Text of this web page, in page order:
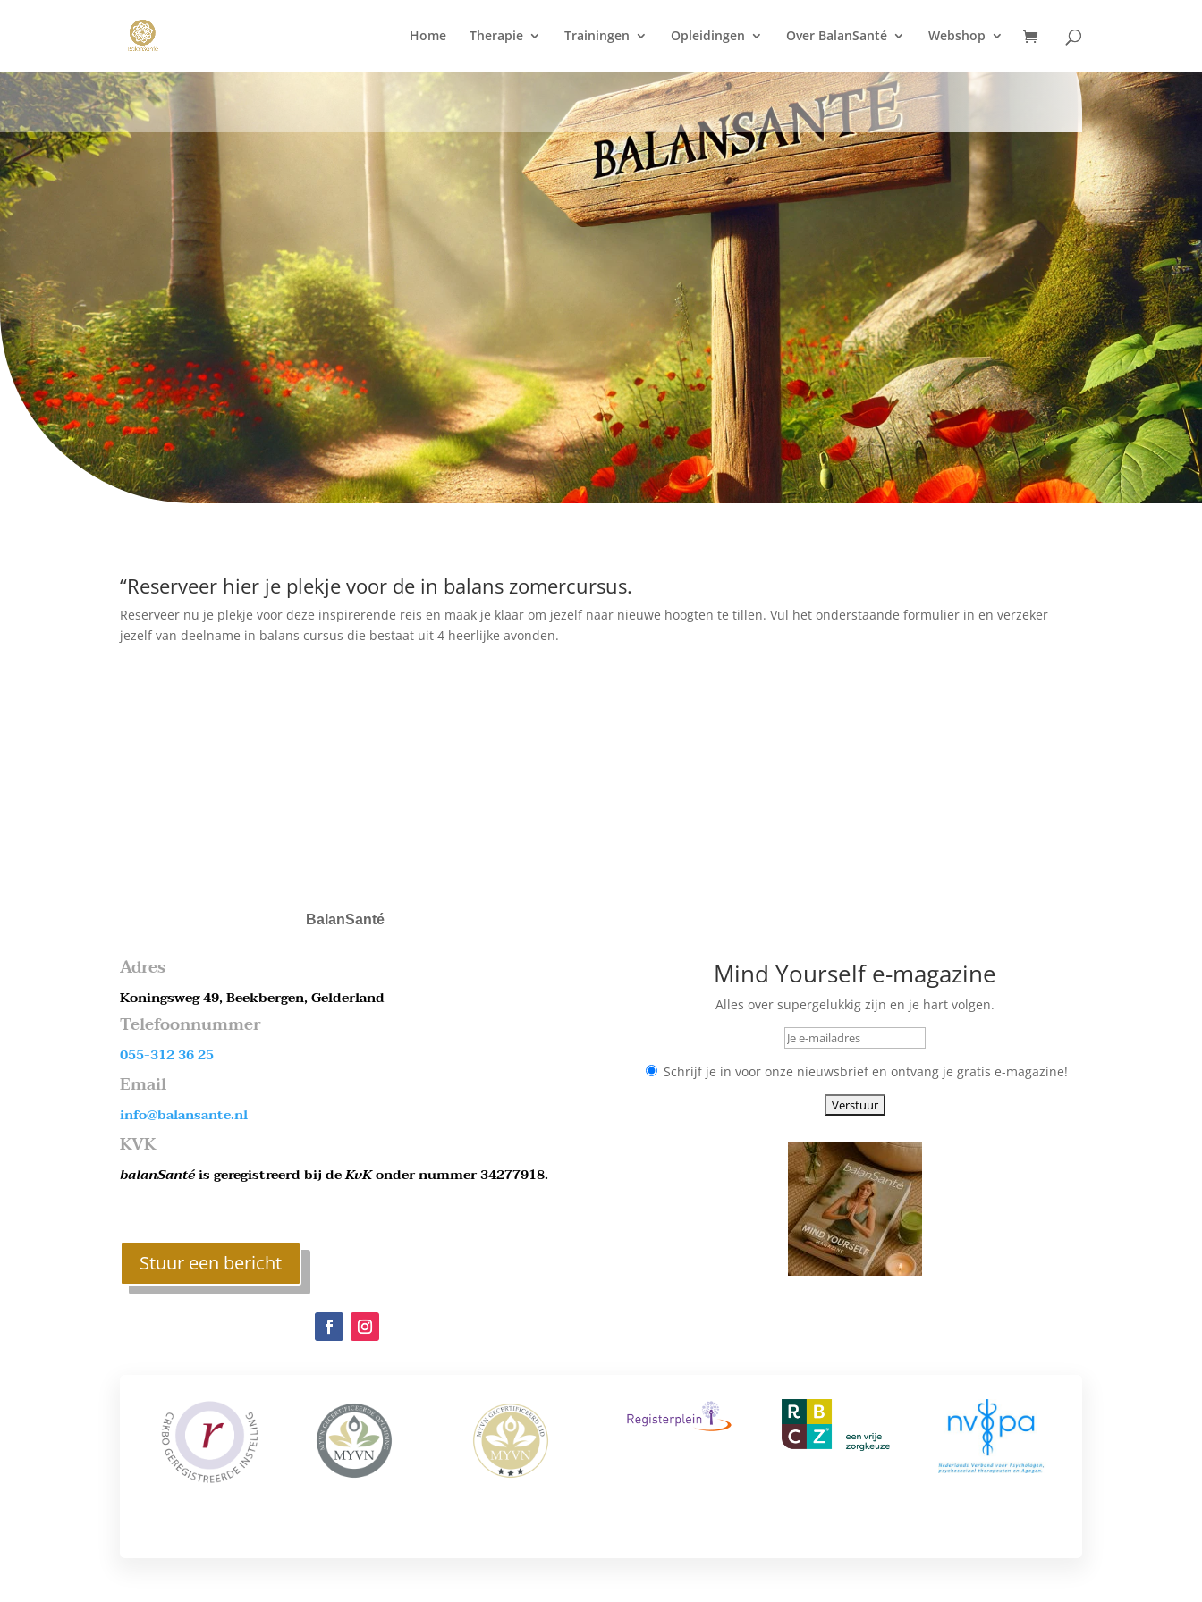
Home Therapie Trainingen Opleidingen Over BalanSanté Webshop
“Reserveer hier je plekje voor de in balans zomercursus.
Reserveer nu je plekje voor deze inspirerende reis en maak je klaar om jezelf naar nieuwe hoogten te tillen.Vul het onderstaande formulier in en verzeker
jezelf van deelname in balans cursus die bestaat uit 4 heerlijke avonden.
BalanSanté
Adres
Koningsweg 49, Beekbergen, Gelderland
Telefoonnummer
055-312 36 25
Email
info@balansante.nl
KVK
balanSantéis geregistreerd bij deKvKonder nummer 34277918.
Stuur een bericht
Mind Yourself e-magazine
Alles over supergelukkig zijn en je hart volgen.
Schrijf je in voor onze nieuwsbrief en ontvang je gratis e-magazine!